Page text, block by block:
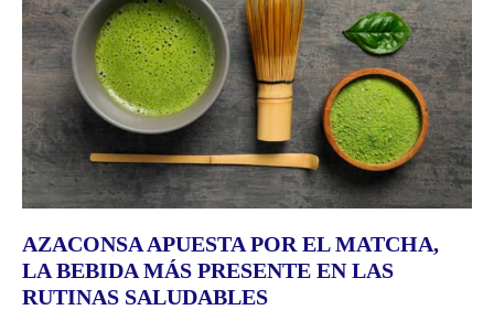
AZACONSA APUESTA POR EL MATCHA,
LA BEBIDA MÁS PRESENTE EN LAS
RUTINAS SALUDABLES